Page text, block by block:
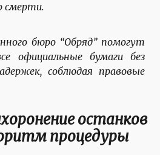
смерти.
бюро “Обряд” помогут
официальные бумаги без
соблюдая правовые
останков
процедуры